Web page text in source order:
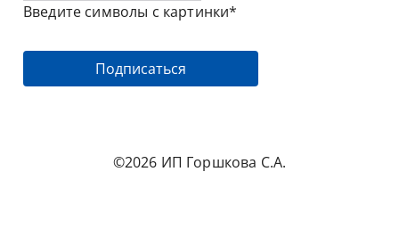
Введите символы с картинки*
Подписаться
©2026 ИП Горшкова С.А.